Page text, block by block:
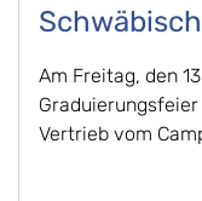
Am Freitag, den
Vertrieb vom